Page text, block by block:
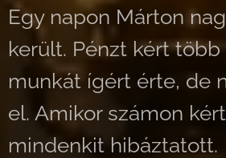
Egy napon Márton
került. Pénzt kért
munkát ígért érte, de
el. Amikor számon
mindenkit hibáztatott.